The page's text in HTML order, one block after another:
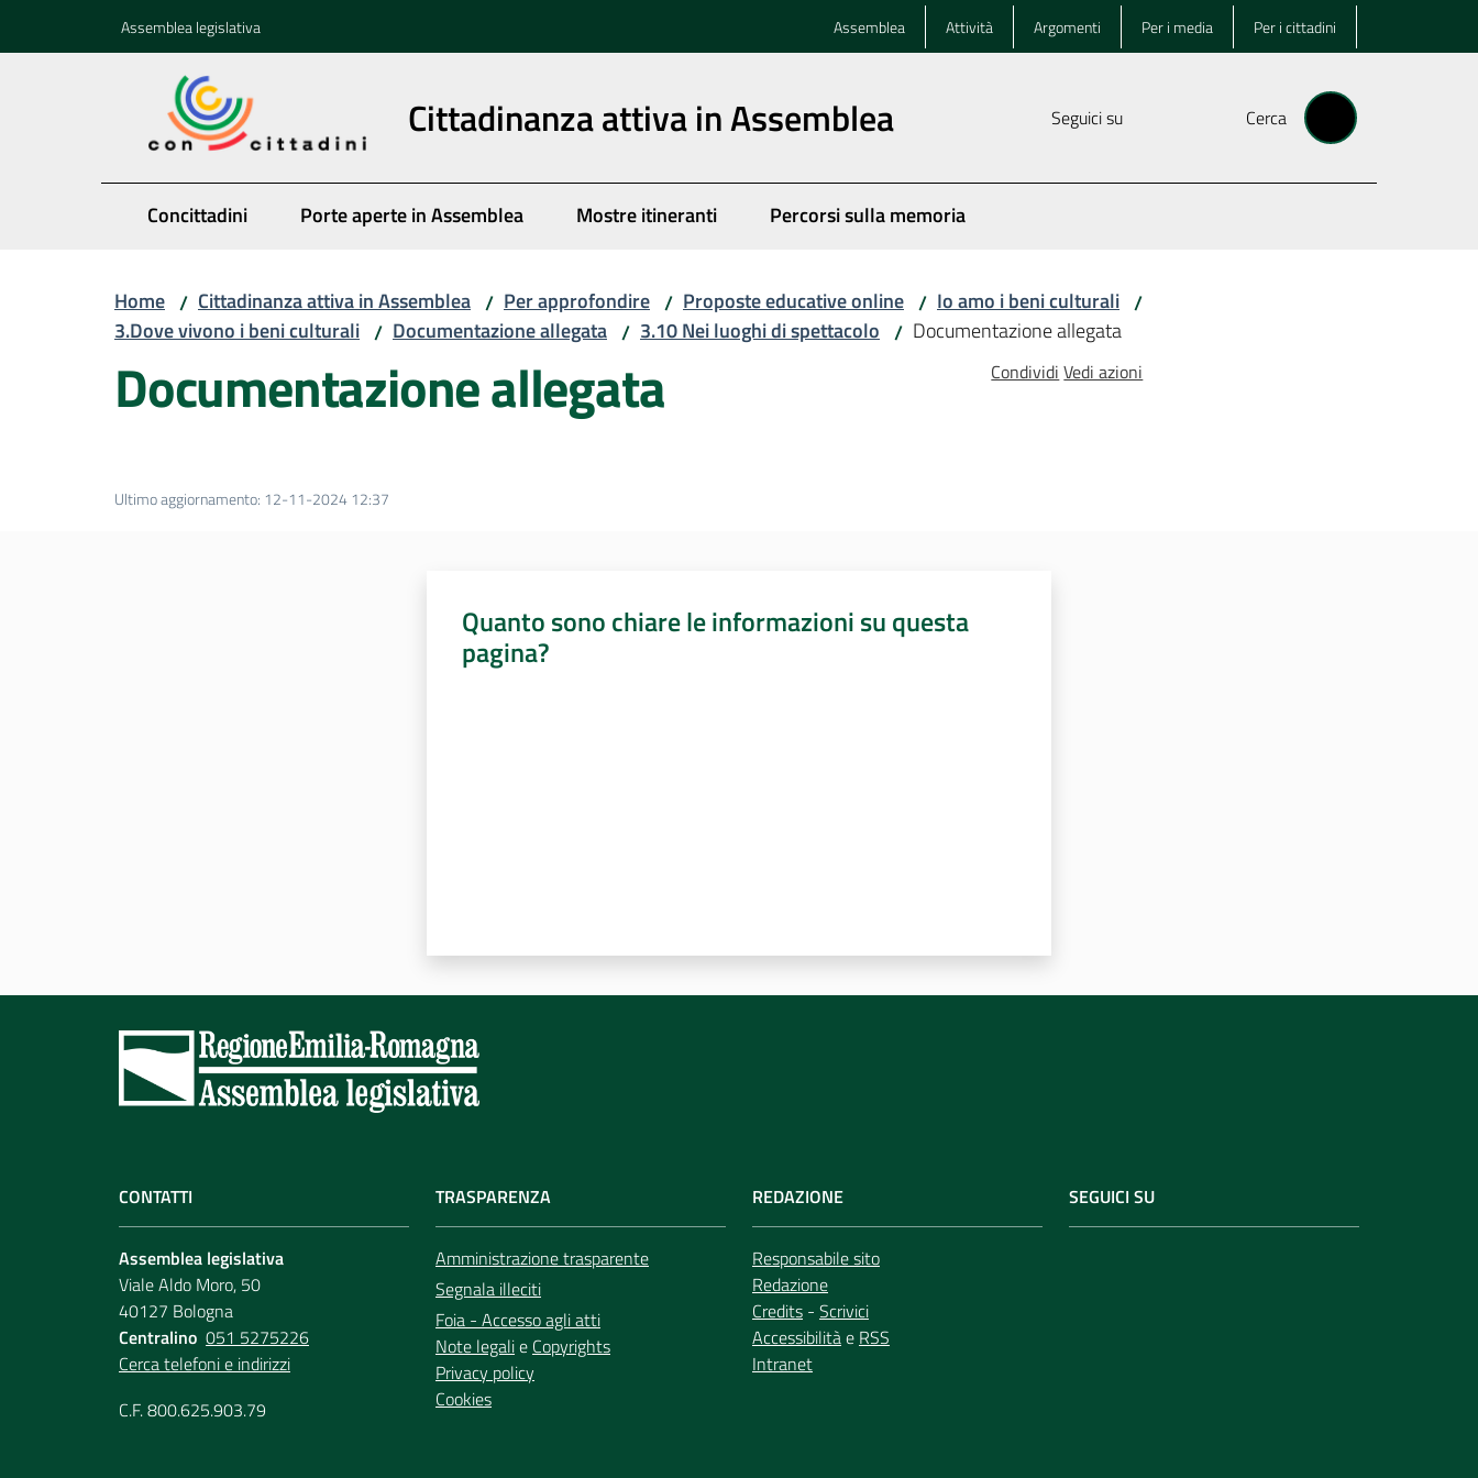
Assemblea legislativa Assemblea Attività Argomenti Per i media Per i cittadini
Cittadinanza attiva in Assemblea Seguici su Cerca
Concittadini Porte aperte in Assemblea Mostre itineranti Percorsi sulla memoria
Home / Cittadinanza attiva in Assemblea / Per approfondire / Proposte educative online / Io amo i beni culturali /
3.Dove vivono i beni culturali / Documentazione allegata / 3.10 Nei luoghi di spettacolo / Documentazione allegata
Documentazione allegata Condividi Vedi azioni
Ultimo aggiornamento: 12-11-2024 12:37
Quanto sono chiare le informazioni su questa
pagina?
CONTATTI
Assemblea legislativa
Viale Aldo Moro, 50
40127 Bologna
Centralino 051 5275226
Cerca telefoni e indirizzi
C.F. 800.625.903.79
TRASPARENZA
Amministrazione trasparente
Segnala illeciti
Foia - Accesso agli atti
Note legalie Copyrights
Privacy policy
Cookies
REDAZIONE
Responsabile sito
Redazione
Credits - Scrivici
Accessibilitàe RSS
Intranet
SEGUICI SU